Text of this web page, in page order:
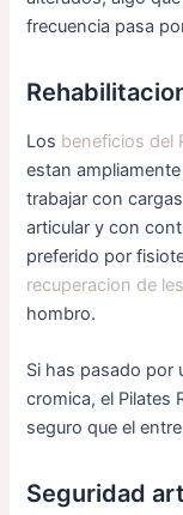
frecuencia pasa
Los beneficios del
estan
trabajar con
articular y con
preferido por
recuperacion de
hombro.
Si has pasado por
cromica, el Pilates
seguro que el
Seguridad